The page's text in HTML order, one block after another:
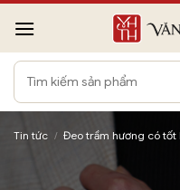
qua
nội
dung
Tìm
Tin tức / Đeo trầm hương có tốt